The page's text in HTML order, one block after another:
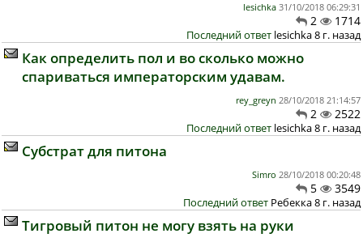
lesichka 31/10/2018 06:29:31
2 1714
Последний ответ lesichka 8 г. назад
Как определить пол и во сколько можно
спариваться императорским удавам.
rey_greyn 28/10/2018 21:14:57
2 2522
Последний ответ lesichka 8 г. назад
Субстрат для питона
Simro 28/10/2018 00:20:48
5 3549
Последний ответ Ребекка 8 г. назад
Тигровый питон не могу взять на руки